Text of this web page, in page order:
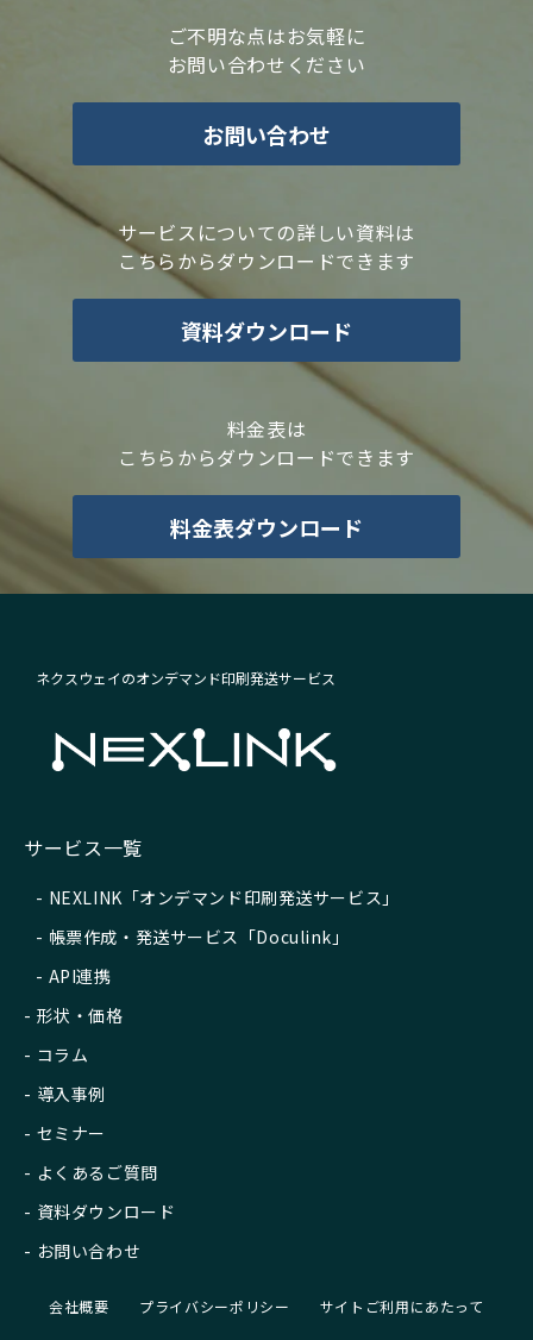
ご不明な点はお気軽に
お問い合わせください
お問い合わせ
サービスについての詳しい資料は
こちらからダウンロードできます
資料ダウンロード
料金表は
こちらからダウンロードできます
料金表ダウンロード
ネクスウェイのオンデマンド印刷発送サービス
サービス一覧
NEXLINK「オンデマンド印刷発送サービス」
帳票作成・発送サービス「Doculink」
API連携
形状・価格
コラム
導入事例
セミナー
よくあるご質問
資料ダウンロード
お問い合わせ
会社概要 プライバシーポリシー サイトご利用にあたって